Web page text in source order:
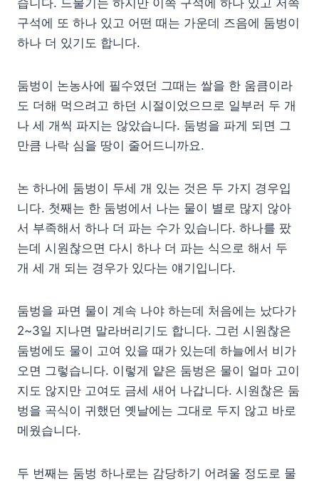
구석에 또 하나 있고 어떤 때는 가운데 즈음에 둠벙이
하나 더 있기도 합니다.
둠벙이 논농사에 필수였던 그때는 쌀을 한 움큼이라
도 더해 먹으려고 하던 시절이었으므로 일부러 두 개
나 세 개씩 파지는 않았습니다. 둠벙을 파게 되면 그
만큼 나락 심을 땅이 줄어드니까요.
논 하나에 둠벙이 두세 개 있는 것은 두 가지 경우입
니다. 첫째는 한 둠벙에서 나는 물이 별로 많지 않아
서 부족해서 하나 더 파는 수가 있습니다. 하나를 팠
는데 시원찮으면 다시 하나 더 파는 식으로 해서 두
개 세 개 되는 경우가 있다는 얘기입니다.
둠벙을 파면 물이 계속 나야 하는데 처음에는 났다가
2~3일 지나면 말라버리기도 합니다. 그런 시원찮은
둠벙에도 물이 고여 있을 때가 있는데 하늘에서 비가
오면 그렇습니다. 이렇게 얕은 둠벙은 물이 얼마 고이
지도 않지만 고여도 금세 새어 나갑니다. 시원찮은 둠
벙을 곡식이 귀했던 옛날에는 그대로 두지 않고 바로
메웠습니다.
두 번째는 둠벙 하나로는 감당하기 어려울 정도로 물